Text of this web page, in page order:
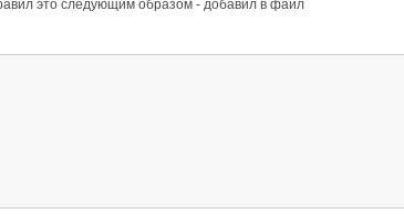
это следующим образом - добавил в файл